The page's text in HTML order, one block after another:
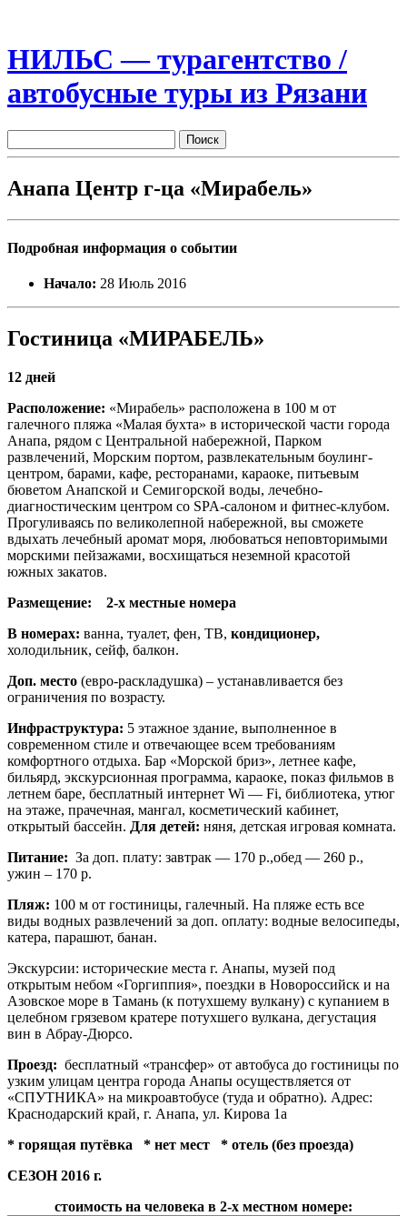
НИЛЬС — турагентство /
автобусные туры из Рязани
Анапа Центр г-ца «Мирабель»
Подробная информация о событии
Начало: 28 Июль 2016
Гостиница «МИРАБЕЛЬ»
12 дней
Расположение: «Мирабель» расположена в 100 м от
галечного пляжа «Малая бухта» в исторической части города
Анапа, рядом с Центральной набережной, Парком
развлечений, Морским портом, развлекательным боулинг-
центром, барами, кафе, ресторанами, караоке, питьевым
бюветом Анапской и Семигорской воды, лечебно-
диагностическим центром со SPA-салоном и фитнес-клубом.
Прогуливаясь по великолепной набережной, вы сможете
вдыхать лечебный аромат моря, любоваться неповторимыми
морскими пейзажами, восхищаться неземной красотой
южных закатов.
Размещение:
2-х местные номера
В номерах: ванна, туалет, фен, ТВ, кондиционер,
холодильник, сейф, балкон.
Доп. место (евро-раскладушка) – устанавливается без
ограничения по возрасту.
Инфраструктура: 5 этажное здание, выполненное в
современном стиле и отвечающее всем требованиям
комфортного отдыха. Бар «Морской бриз», летнее кафе,
бильярд, экскурсионная программа, караоке, показ фильмов в
летнем баре, бесплатный интернет Wi — Fi, библиотека, утюг
на этаже, прачечная, мангал, косметический кабинет,
открытый бассейн. Для детей: няня, детская игровая комната.
Питание: За доп. плату: завтрак — 170 р.,обед — 260 р.,
ужин – 170 р.
Пляж: 100 м от гостиницы, галечный. На пляже есть все
виды водных развлечений за доп. оплату: водные велосипеды,
катера, парашют, банан.
Экскурсии: исторические места г. Анапы, музей под
открытым небом «Горгиппия», поездки в Новороссийск и на
Азовское море в Тамань (к потухшему вулкану) с купанием в
целебном грязевом кратере потухшего вулкана, дегустация
вин в Абрау-Дюрсо.
Проезд: бесплатный «трансфер» от автобуса до гостиницы по
узким улицам центра города Анапы осуществляется от
«СПУТНИКА» на микроавтобусе (туда и обратно). Адрес:
Краснодарский край, г. Анапа, ул. Кирова 1а
* горящая путёвка
* нет мест
* отель (без проезда)
СЕЗОН 2016 г.
стоимость на человека в 2-х местном номере: